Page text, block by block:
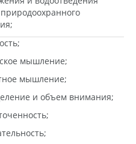
мышление;
мышление;
и объем внимания;